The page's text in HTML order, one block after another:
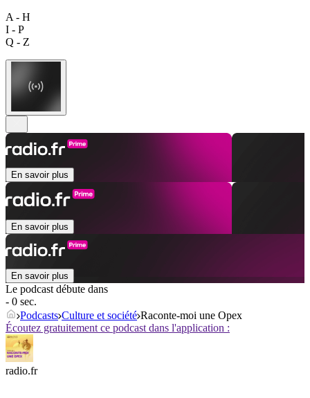
A - H
I - P
Q - Z
En savoir plus
En savoir plus
En savoir plus
Le podcast débute dans
- 0 sec.
Podcasts Culture et société Raconte-moi une Opex
Écoutez gratuitement ce podcast dans l'application :
radio.fr